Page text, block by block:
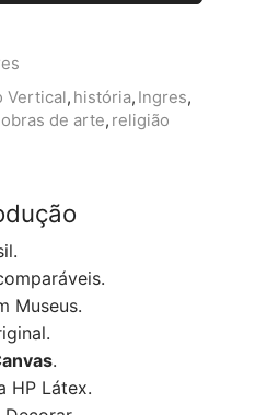
Vertical, história, Ingres,
obras de arte, religião
Museus.
.
HP Látex.